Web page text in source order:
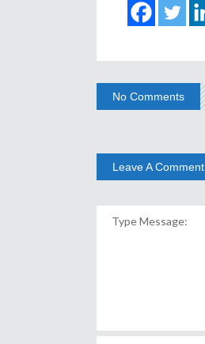
No Comments
Leave A Comment